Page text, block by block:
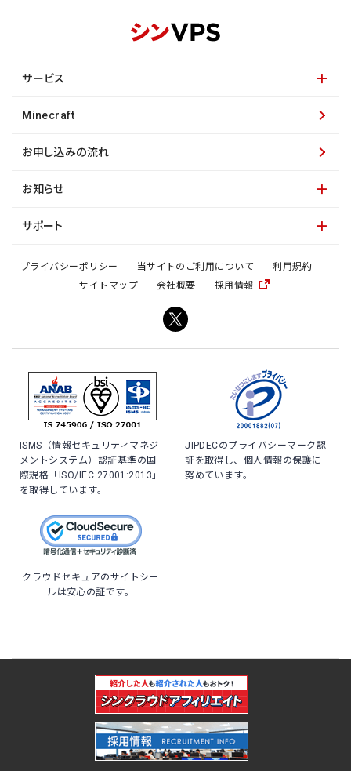
サービス
Minecraft
お申し込みの流れ
お知らせ
サポート
プライバシーポリシー 当サイトのご利用について
利用規約
サイトマップ
会社概要 採用情報
ISMS（情報セキュリティマネジ
メントシステム）認証基準の国
際規格「ISO/IEC 27001:2013」
を取得しています。
JIPDECのプライバシーマーク認
証を取得し、個人情報の保護に
努めています。
クラウドセキュアのサイトシー
ルは安心の証です。